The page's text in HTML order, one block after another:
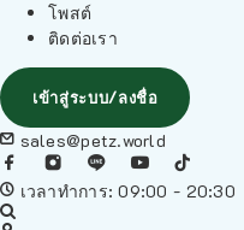
โพสต์
ติดต่อเรา
เข้าสู่ระบบ/ลงชื่อ
sales@petz.world
เวลาทำการ: 09:00 - 20:30